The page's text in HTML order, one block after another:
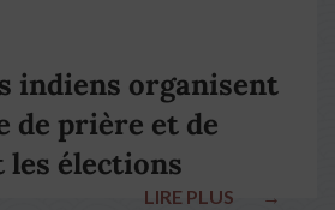
indiens organisent
de prière et de
les élections
LIRE PLUS →